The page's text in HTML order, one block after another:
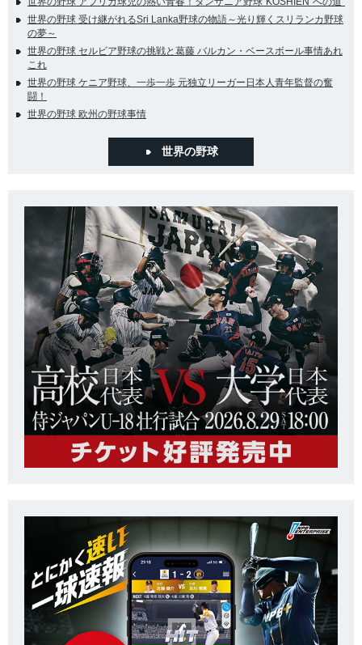
世界の野球 受け継がれるSri Lanka野球の物語～光り輝くスリランカ野球
の夢～
世界の野球 セルビア野球の挑戦と葛藤 バルカン・ベースボール事情あれ
これ
世界の野球 ケニア野球、一歩一歩 元独立リーガー日本人青年監督の奮
闘！
世界の野球 欧州の野球事情
世界の野球